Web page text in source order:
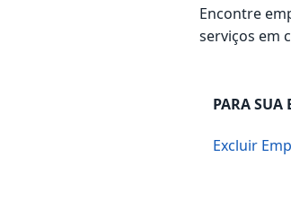
Encontre
serviços em
PARA SUA
Excluir